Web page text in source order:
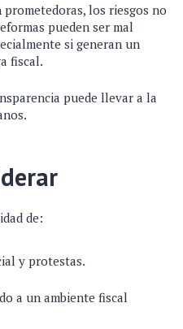
los riesgos no
pueden ser mal
si generan un
fiscal.
puede llevar a la
de:
y protestas.
a un ambiente fiscal